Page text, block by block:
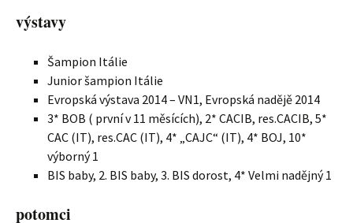
výstavy
Šampion Itálie
Junior šampion Itálie
Evropská výstava 2014 – VN1, Evropská nadějě 2014
3* BOB ( první v 11 měsících), 2* CACIB, res.CACIB, 5*
CAC (IT), res.CAC (IT), 4* „CAJC“ (IT), 4* BOJ, 10*
výborný 1
BIS baby, 2. BIS baby, 3. BIS dorost, 4* Velmi nadějný 1
potomci